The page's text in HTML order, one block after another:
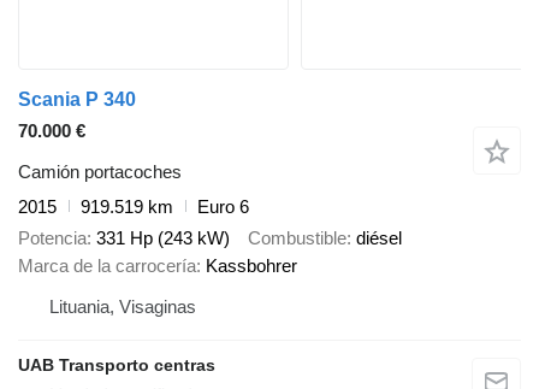
Scania P 340
70.000 €
Camión portacoches
2015
919.519 km
Euro 6
Potencia 331 Hp (243 kW) Combustible diésel
Marca de la carrocería Kassbohrer
Lituania, Visaginas
UAB Transporto centras